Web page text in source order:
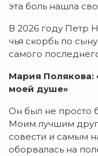
эта боль нашла
В 2026 году Петр
чья скорбь по
самого
Мария Полякова:
моей душе»
Он был не просто
Моим лучшим
совести и самым
оборвалась на